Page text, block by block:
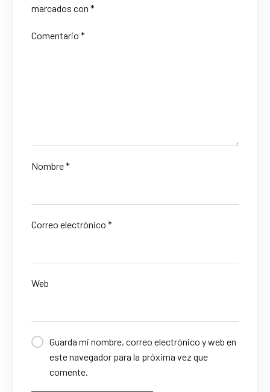
marcados con*
Comentario*
Nombre*
Correo electrónico*
Web
Guarda mi nombre, correo electrónico y web en
este navegador para la próxima vez que
comente.